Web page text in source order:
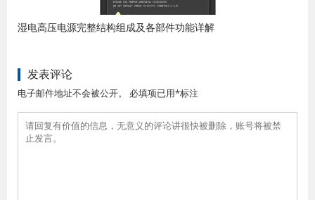
湿电高压电源完整结构组成及各部件功能详解
发表评论
电子邮件地址不会被公开。 必填项已用*标注